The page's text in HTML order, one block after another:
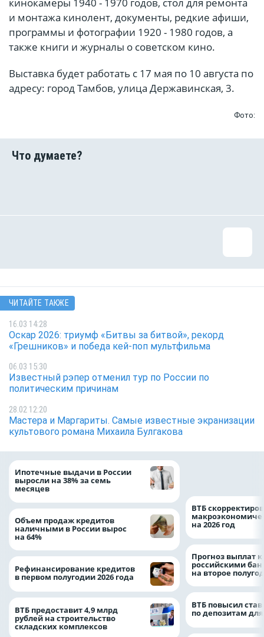
кинокамеры 1940 - 1970 годов, стол для ремонта
и монтажа кинолент, документы, редкие афиши,
программы и фотографии 1920 - 1980 годов, а
также книги и журналы о советском кино.
Выставка будет работать с 17 мая по 10 августа по
адресу: город Тамбов, улица Державинская, 3.
Фото:
ЧИТАЙТЕ ТАКЖЕ
16.03 14:28
Оскар 2026: триумф «Битвы за битвой», рекорд
«Грешников» и победа кей-поп мультфильма
06.03 15:30
Известный рэпер отменил тур по России по
политическим причинам
28.02 12:20
Мастера и Маргариты. Самые известные экранизации
культового романа Михаила Булгакова
Ипотечные выдачи в России
выросли на 38% за семь
месяцев
Объем продаж кредитов
наличными в России вырос
на 64%
Рефинансирование кредитов
в первом полугодии 2026 года
ВТБ предоставит 4,9 млрд
рублей на строительство
складских комплексов
ВТБ
на 2026 год
Прогноз выплат
российскими
на второе
ВТБ повысил
по депозитам